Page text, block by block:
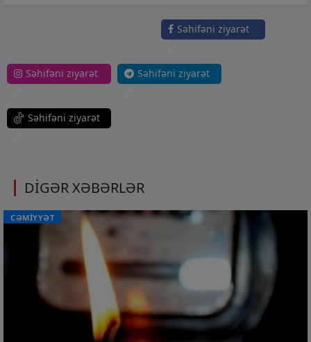
Səhifəni ziyarət
Səhifəni ziyarət
Səhifəni ziyarət
Səhifəni ziyarət
DİGƏR XƏBƏRLƏR
CƏMİYYƏT